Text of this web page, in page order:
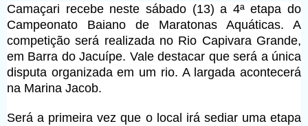
Camaçari recebe neste sábado (13) a 4ª etapa do
Campeonato Baiano de Maratonas Aquáticas. A
competição será realizada no Rio Capivara Grande,
em Barra do Jacuípe. Vale destacar que será a única
disputa organizada em um rio. A largada acontecerá
na Marina Jacob.
Será a primeira vez que o local irá sediar uma etapa